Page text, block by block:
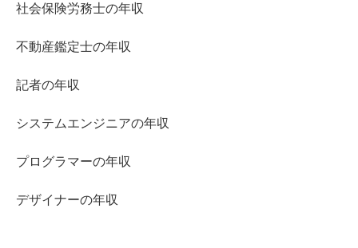
社会保険労務士の年収
不動産鑑定士の年収
記者の年収
システムエンジニアの年収
プログラマーの年収
デザイナーの年収